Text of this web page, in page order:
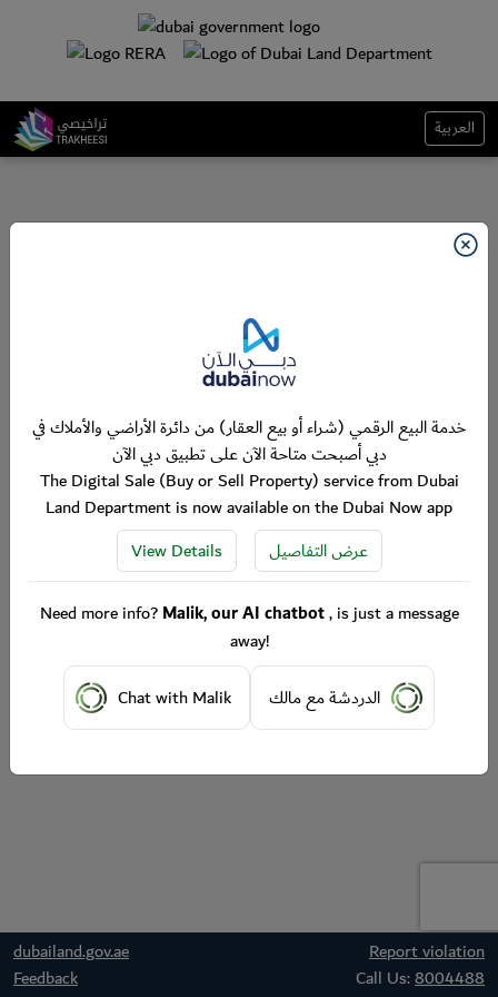
العربية
dubailand.gov.ae
Report violation
Feedback
Call Us:8004488
خدمة البيع الرقمي (شراء أو بيع العقار) من دائرة الأراضي والأملاك في
دبي أصبحت متاحة الآن على تطبيق دبي الآن
The Digital Sale (Buy or Sell Property) service from Dubai
Land Department is now available on the Dubai Now app
View Details
عرض التفاصيل
Need more info?Malik, our AI chatbot, is just a message
away!
Chat with Malik
الدردشة مع مالك